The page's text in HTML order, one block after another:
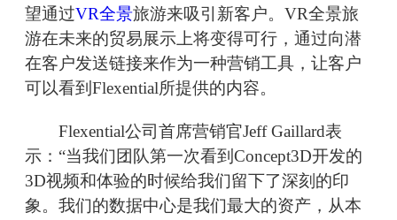
望通过VR全景旅游来吸引新客户。VR全景旅
游在未来的贸易展示上将变得可行，通过向潜
在客户发送链接来作为一种营销工具，让客户
可以看到Flexential所提供的内容。
Flexential公司首席营销官Jeff Gaillard表
示：“当我们团队第一次看到Concept3D开发的
3D视频和体验的时候给我们留下了深刻的印
象。我们的数据中心是我们最大的资产，从本